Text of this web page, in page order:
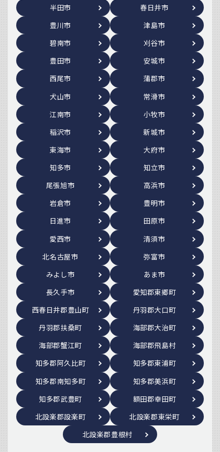
半田市
春日井市
豊川市
津島市
碧南市
刈谷市
豊田市
安城市
西尾市
蒲郡市
犬山市
常滑市
江南市
小牧市
稲沢市
新城市
東海市
大府市
知多市
知立市
尾張旭市
高浜市
岩倉市
豊明市
日進市
田原市
愛西市
清須市
北名古屋市
弥富市
みよし市
あま市
長久手市
愛知郡東郷町
西春日井郡豊山町
丹羽郡大口町
丹羽郡扶桑町
海部郡大治町
海部郡蟹江町
海部郡飛島村
知多郡阿久比町
知多郡東浦町
知多郡南知多町
知多郡美浜町
知多郡武豊町
額田郡幸田町
北設楽郡設楽町
北設楽郡東栄町
北設楽郡豊根村